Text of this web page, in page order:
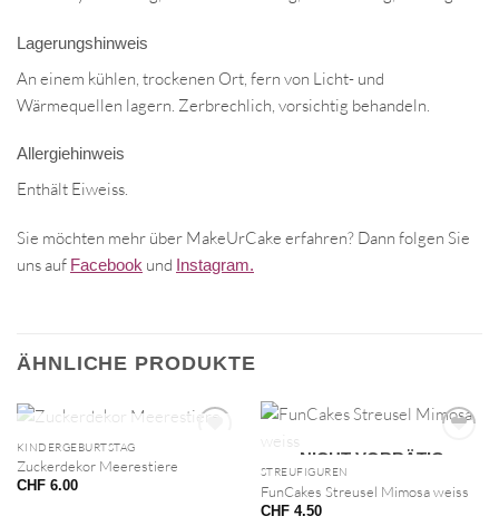
Lagerungshinweis
An einem kühlen, trockenen Ort, fern von Licht- und
Wärmequellen lagern. Zerbrechlich, vorsichtig behandeln.
Allergiehinweis
Enthält Eiweiss.
Sie möchten mehr über MakeUrCake erfahren? Dann folgen Sie
uns auf Facebook und Instagram.
ÄHNLICHE PRODUKTE
NICHT VORRÄTIG
KINDERGEBURTSTAG
Zuckerdekor Meerestiere
CHF6.00
NICHT VORRÄTIG
STREUFIGUREN
FunCakes Streusel Mimosa weiss
CHF4.50